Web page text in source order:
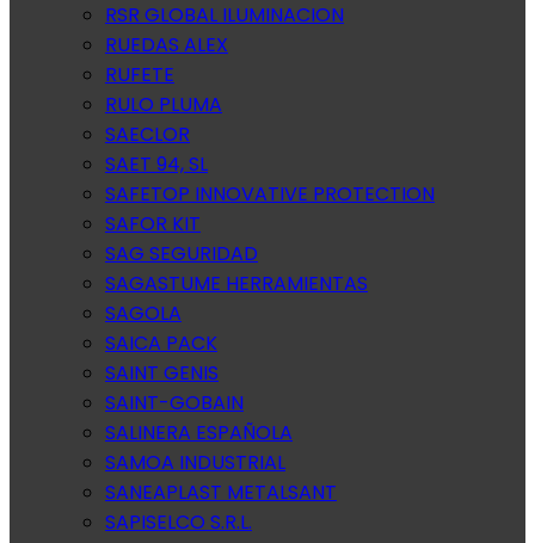
RSR GLOBAL ILUMINACION
RUEDAS ALEX
RUFETE
RULO PLUMA
SAECLOR
SAET 94, SL
SAFETOP INNOVATIVE PROTECTION
SAFOR KIT
SAG SEGURIDAD
SAGASTUME HERRAMIENTAS
SAGOLA
SAICA PACK
SAINT GENIS
SAINT-GOBAIN
SALINERA ESPAÑOLA
SAMOA INDUSTRIAL
SANEAPLAST METALSANT
SAPISELCO S.R.L.